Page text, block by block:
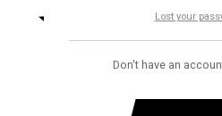
Lost your
Don't have an